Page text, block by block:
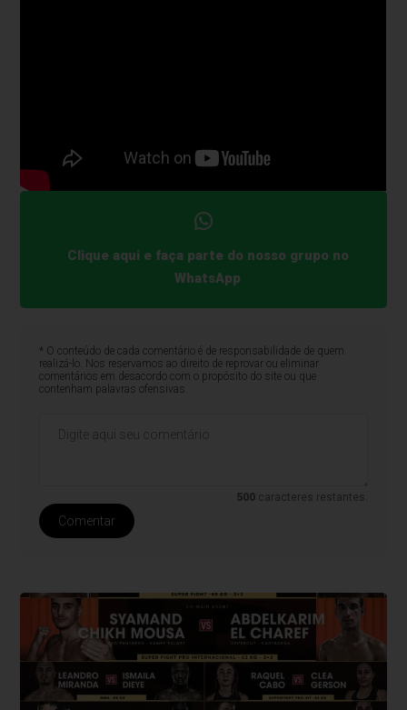
Clique aqui e faça parte do nosso grupo no
WhatsApp
* O conteúdo de cada comentário é de responsabilidade de quem
realizá-lo. Nos reservamos ao direito de reprovar ou eliminar
comentários em desacordo com o propósito do site ou que
contenham palavras ofensivas.
500 caracteres restantes.
Comentar